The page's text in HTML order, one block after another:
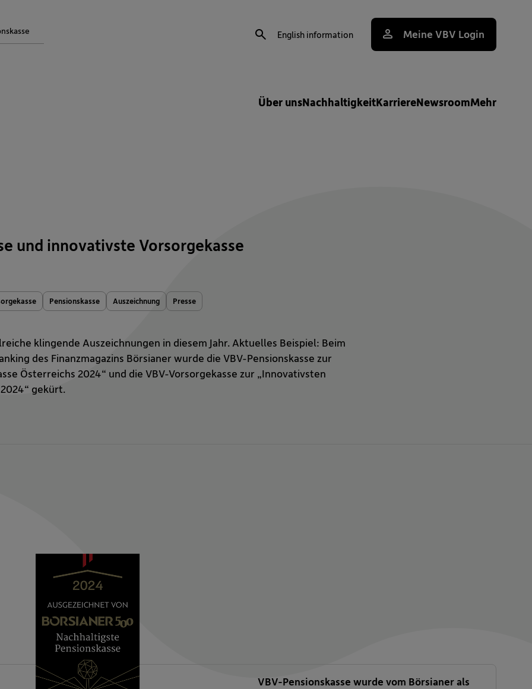
SucheEnglish information Meine VBV Login
Über unsNachhaltigkeitKarriereNewsroomMehr
und innovativste Vorsorgekasse
Pensionskasse Auszeichnung Presse
klingende Auszeichnungen in diesem Jahr. Aktuelles Beispiel: Beim
des Finanzmagazins Börsianer wurde die VBV-Pensionskasse zur
Österreichs 2024“ und die VBV-Vorsorgekasse zur „Innovativsten
gekürt.
VBV-Pensionskasse wurde vom Börsianer als